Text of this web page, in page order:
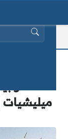
ميليشيات
البحث عن: